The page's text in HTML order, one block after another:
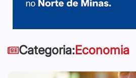
Categoria:Economia